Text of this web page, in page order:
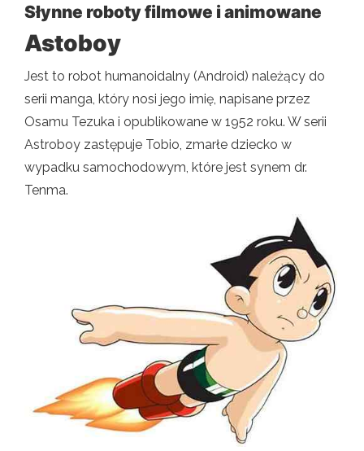
Słynne roboty filmowe i animowane
Astoboy
Jest to robot humanoidalny (Android) należący do
serii manga, który nosi jego imię, napisane przez
Osamu Tezuka i opublikowane w 1952 roku. W serii
Astroboy zastępuje Tobio, zmarłe dziecko w
wypadku samochodowym, które jest synem dr.
Tenma.